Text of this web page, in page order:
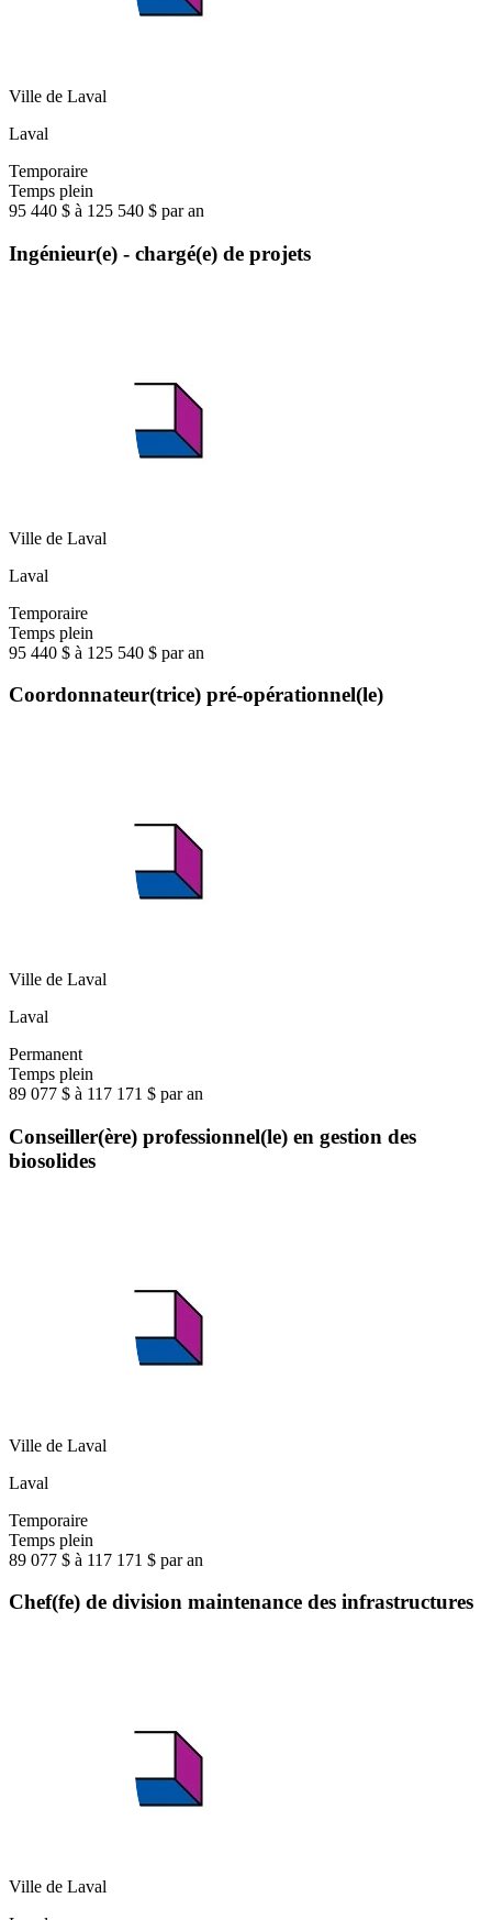
Ville de Laval
Laval
Temporaire
Temps plein
95 440 $ à 125 540 $ par an
Ingénieur(e) - chargé(e) de projets
Ville de Laval
Laval
Temporaire
Temps plein
95 440 $ à 125 540 $ par an
Coordonnateur(trice) pré-opérationnel(le)
Ville de Laval
Laval
Permanent
Temps plein
89 077 $ à 117 171 $ par an
Conseiller(ère) professionnel(le) en gestion des
biosolides
Ville de Laval
Laval
Temporaire
Temps plein
89 077 $ à 117 171 $ par an
Chef(fe) de division maintenance des infrastructures
Ville de Laval